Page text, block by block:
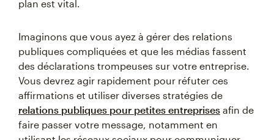
plan est vital.
Imaginons que vous ayez à gérer des relations
publiques compliquées et que les médias fassent
des déclarations trompeuses sur votre entreprise.
Vous devrez agir rapidement pour réfuter ces
affirmations et utiliser diverses stratégies de
relations publiques pour petites entreprises afin de
faire passer votre message, notamment en